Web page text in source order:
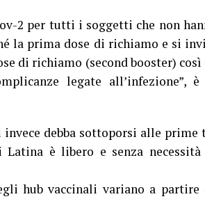
2 per tutti i soggetti che non
la prima dose di richiamo e si
di richiamo (second booster) così
legate all’infezione”,
invece debba sottoporsi alle prime
Latina è libero e senza
hub vaccinali variano a partire